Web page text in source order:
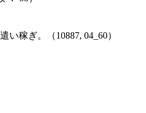
稼ぎ。（10887, 04_60）